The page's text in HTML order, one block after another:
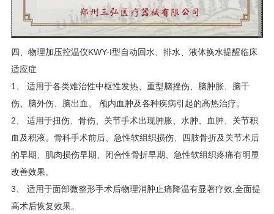
四、 物理加压控温仪KWY-I型自动回水、排水、液体换水提醒临床
适应症
1
适用于各类难治性中枢性发热、重型脑挫伤、脑肿胀、脑干
伤、脑外伤、脑出血、
颅内血肿及各种疾病引起的高热治疗。
2
适用于扭伤、骨伤、关节手术出现肿胀、水肿、血肿、关节积
血及积液。骨科手术前后、急性软组织损伤、四肢骨折及关节术后
的早期、肌肉损伤早期、闭合性骨折早期、急性软组织疼痛有明显
改善效果。
3
适用于面部微整形手术后物理消肿止痛降温有显著疗效 ,全面提
高术后恢复效果。